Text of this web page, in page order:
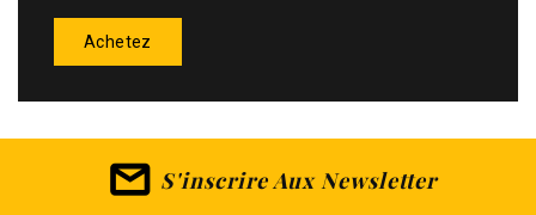
Achetez
S'inscrire Aux Newsletter